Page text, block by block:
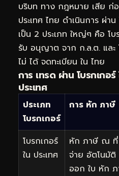
บริบท ทาง กฎหมาย เสีย ก่
ประเทศ ไทย ดำเนินการ ผ่า
เป็น 2 ประเภท ใหญ่ๆ คือ โบ
รับ อนุญาต จาก ก.ล.ต. และ
ไม่ ได้ จดทะเบียน ใน ไทย
การ เทรด ผ่าน โบรกเกอ
ประเทศ
ประเภท
โบรกเกอร์
การ หัก ภาษี
โบรกเกอร์
ใน ประเทศ
หัก ภาษี ณ ที่
จ่าย อัตโนมัติ
ออก ใบ หัก